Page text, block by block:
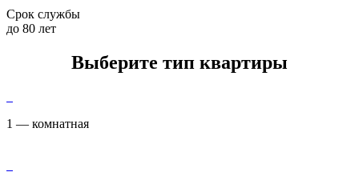
Срок службы
до 80 лет
Выберите тип квартиры
1 — комнатная